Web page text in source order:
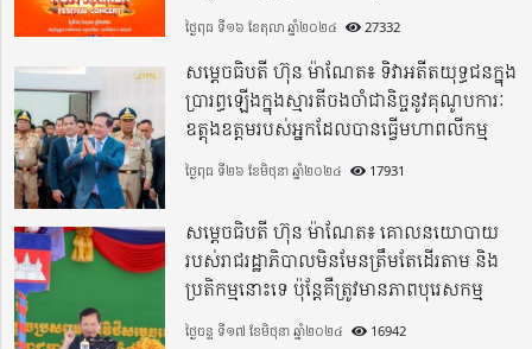
ថ្ងៃពុធ ទី១៦ ខែតុលា ឆ្នាំ២០២៤ 27332
សម្តេចធិបតី ហ៊ុន ម៉ាណែត៖ ទិវាអតីតយុទ្ធជនក្នុង
ប្រារព្ធឡើងក្នុងស្មារតីចងចាំជានិច្ចនូវគុណូបការៈ
ឧត្តុងឧត្តមរបស់អ្នកដែលបានធ្វើមហាពលីកម្ម
ថ្ងៃពុធ ទី២៦ ខែមិថុនា ឆ្នាំ២០២៤ 17931
សម្តេចធិបតី ហ៊ុន ម៉ាណែត៖ គោលនយោបាយ
របស់រាជរដ្ឋាភិបាលមិនមែនត្រឹមតែដើរតាម និង
ប្រតិកម្មនោះទេ ប៉ុន្តែគឺត្រូវមានភាពបុរេសកម្ម
ថ្ងៃចន្ទ ទី១៧ ខែមិថុនា ឆ្នាំ២០២៤ 16942